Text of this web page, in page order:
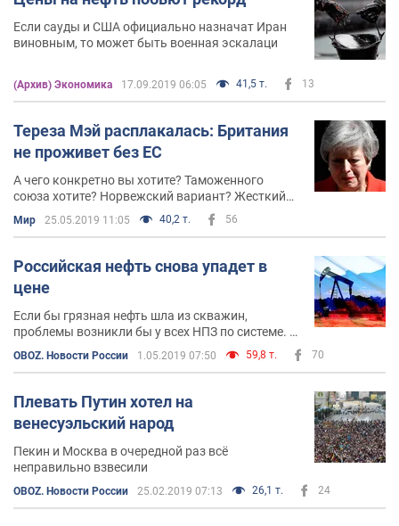
Если сауды и США официально назначат Иран
виновным, то может быть военная эскалаци
(Архив) Экономика 17.09.2019 06:05 41,5 т. 13
Тереза Мэй расплакалась: Британия
не проживет без ЕС
А чего конкретно вы хотите? Таможенного
союза хотите? Норвежский вариант? Жесткий
Брекзит вообще без ничего? Давайте второй
референдум с опциями, чтобы
Мир 25.05.2019 11:05 40,2 т. 56
Российская нефть снова упадет в
цене
Если бы грязная нефть шла из скважин,
проблемы возникли бы у всех НПЗ по системе. А
OBOZ. Новости России 1.05.2019 07:50 59,8 т. 70
Плевать Путин хотел на
венесуэльский народ
Пекин и Москва в очередной раз всё
неправильно взвесили
OBOZ. Новости России 25.02.2019 07:13 26,1 т. 24